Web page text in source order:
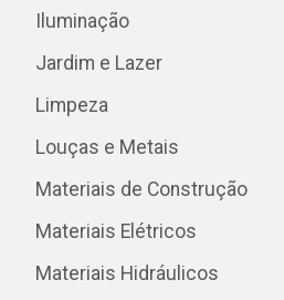
Iluminação
Jardim e Lazer
Limpeza
Louças e Metais
Materiais de Construção
Materiais Elétricos
Materiais Hidráulicos